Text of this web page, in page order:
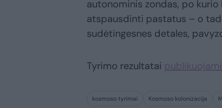
autonominis zondas, po
atspausdinti pastatus – o
sudėtingesnes detales,
Tyrimo rezultatai
kosmoso tyrimai Kosmoso kolonizacija